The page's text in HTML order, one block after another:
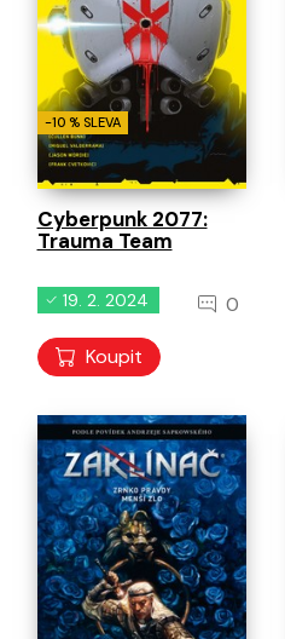
-10 % SLEVA
Cyberpunk 2077:
Trauma Team
19. 2. 2024 0
Koupit